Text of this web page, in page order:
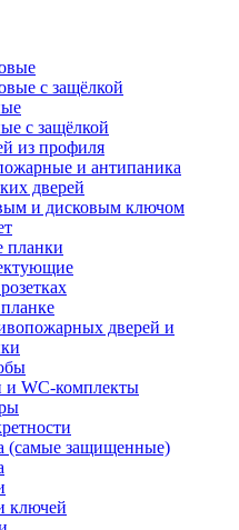
с защёлкой
с защёлкой
из профиля
и антипаника
дверей
и дисковым ключом
планки
дверей и
и WC-комплекты
(самые защищенные)
ключей